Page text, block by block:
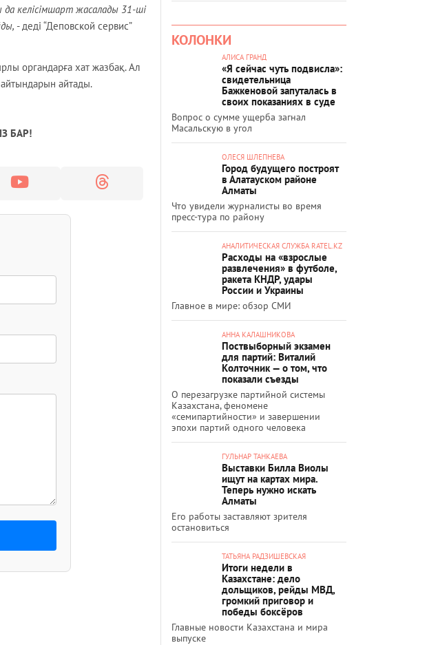
да келісімшарт жасалады 31-ші
- деді “Деповской сервис”
органдарға хат жазбақ. Ал
айтады.
БАР!
КОЛОНКИ
АЛИСА ГРАНД
«Я сейчас чуть подвисла»:
свидетельница
Бажкеновой запуталась в
своих показаниях в суде
Вопрос о сумме ущерба загнал
Масальскую в угол
ОЛЕСЯ ШЛЕПНЕВА
Город будущего построят
в Алатауском районе
Алматы
Что увидели журналисты во время
пресс-тура по району
АНАЛИТИЧЕСКАЯ СЛУЖБА RATEL.KZ
Расходы на «взрослые
развлечения» в футболе,
ракета КНДР, удары
России и Украины
Главное в мире: обзор СМИ
АННА КАЛАШНИКОВА
Поствыборный экзамен
для партий: Виталий
Колточник — о том, что
показали съезды
О перезагрузке партийной системы
Казахстана, феномене
«семипартийности» и завершении
эпохи партий одного человека
ГУЛЬНАР ТАНКАЕВА
Выставки Билла Виолы
ищут на картах мира.
Теперь нужно искать
Алматы
Его работы заставляют зрителя
остановиться
ТАТЬЯНА РАДЗИШЕВСКАЯ
Итоги недели в
Казахстане: дело
дольщиков, рейды МВД,
громкий приговор и
победы боксёров
Главные новости Казахстана и мира
выпуске